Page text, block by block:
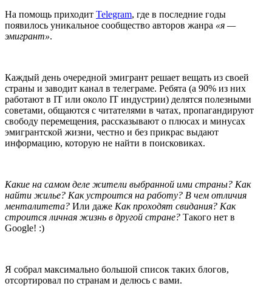
На помощь приходит Telegram, где в последние годы
появилось уникальное сообщество авторов жанра «я —
эмигрант».
Каждый день очередной эмигрант решает вещать из своей
страны и заводит канал в телеграме. Ребята (а 90% из них
работают в IT или около IT индустрии) делятся полезными
советами, общаются с читателями в чатах, пропагандируют
свободу перемещения, рассказывают о плюсах и минусах
эмигрантской жизни, честно и без прикрас выдают
информацию, которую не найти в поисковиках.
Какие на самом деле жители выбранной ими страны? Как
найти жилье? Как устроится на работу? В чем отличия
менталитета? Или даже Как проходят свидания? Как
строится личная жизнь в другой стране? Такого нет в
Google! :)
Я собрал максимально большой список таких блогов,
отсортировал по странам и делюсь с вами.